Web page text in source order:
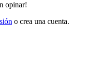
opinar!
o crea una cuenta.